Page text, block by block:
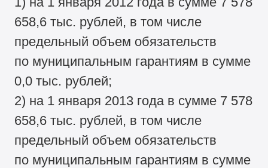
658,6 тыс. рублей, в том числе
предельный объем обязательств
по муниципальным гарантиям в сумме
0,0 тыс. рублей;
2) на 1 января 2013 года в сумме 7 578
658,6 тыс. рублей, в том числе
предельный объем обязательств
по муниципальным гарантиям в сумме